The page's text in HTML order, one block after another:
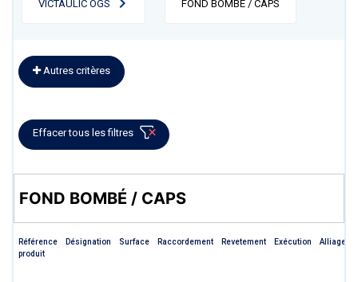
VICTAULIC OGS FOND BOMBÉ / CAPS
Autres critères
Effacer tous les filtres
FOND BOMBÉ / CAPS
Référence
produit
Désignation Surface Raccordement Revetement Exécution Alliage